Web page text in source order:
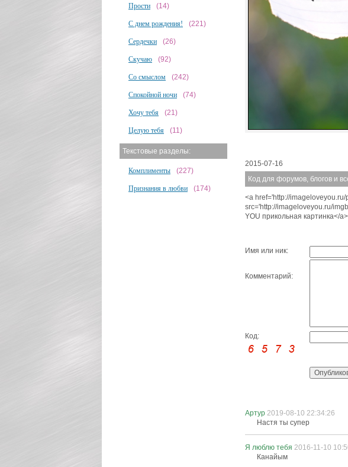
Прости (14)
С днем рождения! (221)
Сердечки (26)
Скучаю (92)
Со смыслом (242)
Спокойной ночи (74)
Хочу тебя (21)
Целую тебя (11)
Текстовые разделы:
Комплименты (227)
Признания в любви (174)
2015-07-16
Код для форумов, блогов и
<a href='http://
src='http://imageloveyou.ru/
YOU прикольная картинка</a>
Имя или ник:
Комментарий:
Код:
Артур 2019-08-10 22:34:26
Настя ты супер
Я люблю тебя 2016-11-10
Канайым